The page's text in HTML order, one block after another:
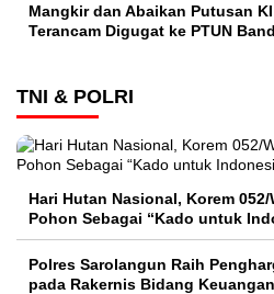
Mangkir dan Abaikan Putusan
Terancam Digugat ke PTUN
TNI & POLRI
Hari Hutan Nasional, Korem
Pohon Sebagai “Kado untuk
Polres Sarolangun Raih
pada Rakernis Bidang